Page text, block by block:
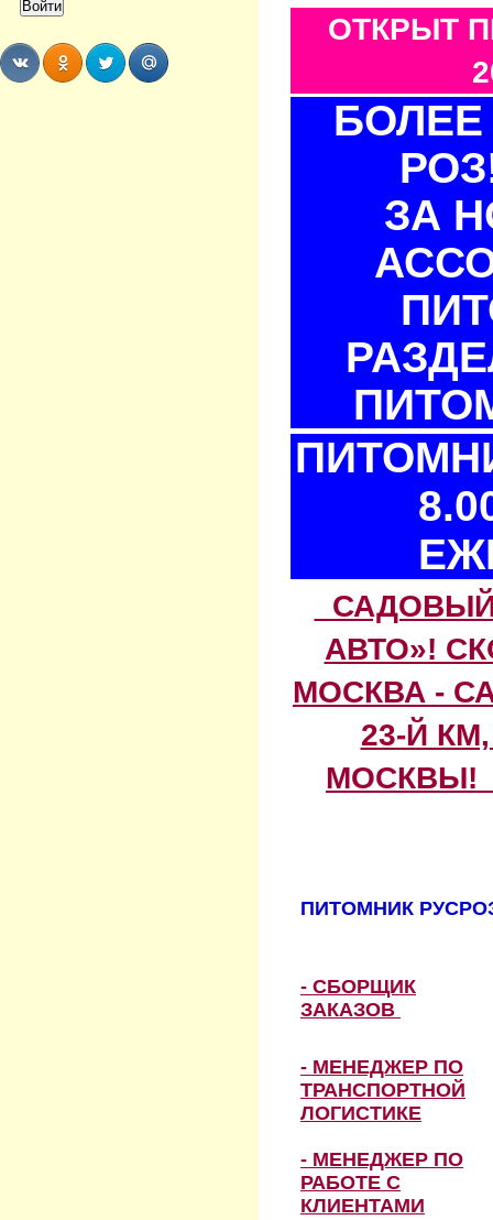
ОТКРЫТ
БОЛЕЕ
ЗА
АВТО»!
МОСКВА -
23-Й
МОСКВЫ!
ПИТОМНИК
- СБОРЩИК
ЗАКАЗОВ
- МЕНЕДЖЕР ПО
ТРАНСПОРТНОЙ
ЛОГИСТИКЕ
- МЕНЕДЖЕР ПО
РАБОТЕ С
КЛИЕНТАМИ